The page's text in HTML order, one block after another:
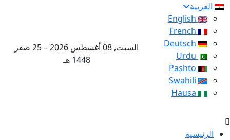
العربية
السبت, 08 أغسطس 2026 – 25 صفر
1448 هـ
الرئيسية